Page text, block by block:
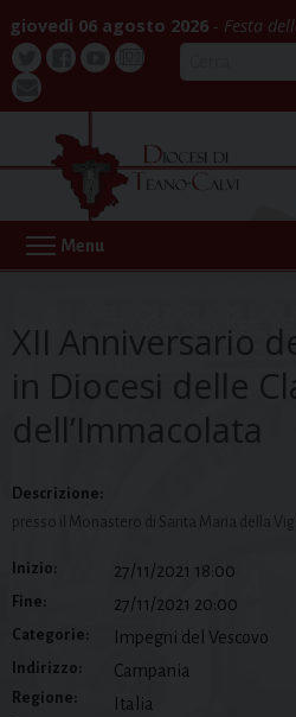
to
content
giovedì 06 agosto 2026 Festa
Twitter
Buona
webmail
Menu
XII Anniversario
in Diocesi delle
dell’Immacolata
Descrizione:
presso il Monastero di Santa Maria della
Inizio: 27/11/2021 18:00
Fine: 27/11/2021 20:00
Categorie: Impegni del Vescovo
Indirizzo:
Regione:
Campania
Italia